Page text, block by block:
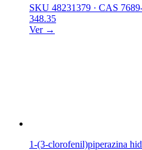
SKU 48231379 · CAS
348.35
Ver →
1-(3-clorofenil)piperazina